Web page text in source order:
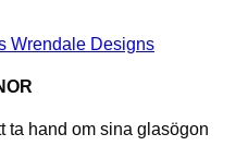
ta hand om sina glasögon